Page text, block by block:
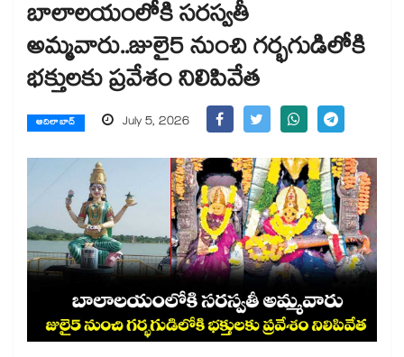
బాలాలయంలోకి సరస్వతీ
అమ్మవారు..జులై5 నుంచి గర్భగుడిలోకి
భక్తులకు ప్రవేశం నిలిపివేత
ఆదిలాబాద్ July 5, 2026